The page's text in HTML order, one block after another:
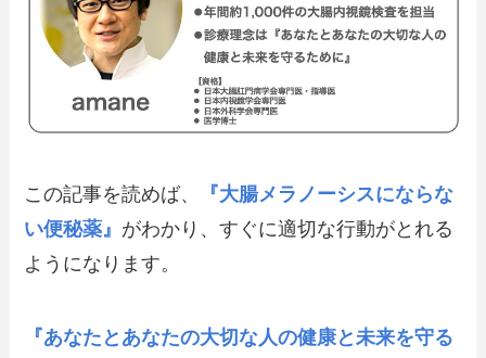
この記事を読めば、
『大腸メラノーシスにならな
い便秘薬』 がわかり、すぐに適切な行動がとれる
ようになります。
『あなたとあなたの大切な人の健康と未来を守る